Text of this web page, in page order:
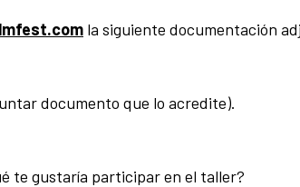
la siguiente documentación
documento que lo acredite).
te gustaría participar en el taller?